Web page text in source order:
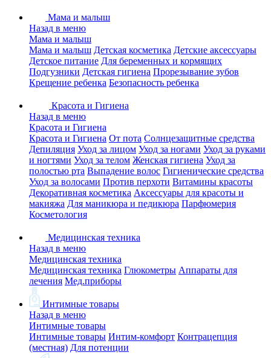
Мама и малыш
Назад в меню
Мама и малыш
Мама и малыш Детская косметика Детские аксессуары
Детское питание Для беременных и кормящих
Подгузники Детская гигиена Прорезывание зубов
Крещение ребенка Безопасность ребенка
Красота и Гигиена
Назад в меню
Красота и Гигиена
Красота и Гигиена От пота Солнцезащитные средства
Депиляция Уход за лицом Уход за ногами Уход за руками
и ногтями Уход за телом Женская гигиена Уход за
полостью рта Выпадение волос Гигиенические средства
Уход за волосами Против перхоти Витамины красоты
Декоративная косметика Аксессуары для красоты и
макияжа Для маникюра и педикюра Парфюмерия
Косметология
Медицинская техника
Назад в меню
Медицинская техника
Медицинская техника Глюкометры Аппараты для
лечения Мед.приборы
Интимные товары
Назад в меню
Интимные товары
Интимные товары Интим-комфорт Контрацепция
(местная) Для потенции